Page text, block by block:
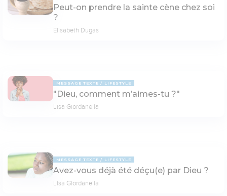
Peut-on prendre la sainte cène chez soi
?
Elisabeth Dugas
MESSAGE TEXTE LIFESTYLE
"Dieu, comment m’aimes-tu ?"
Lisa Giordanella
MESSAGE TEXTE LIFESTYLE
Avez-vous déjà été déçu(e) par Dieu ?
Lisa Giordanella